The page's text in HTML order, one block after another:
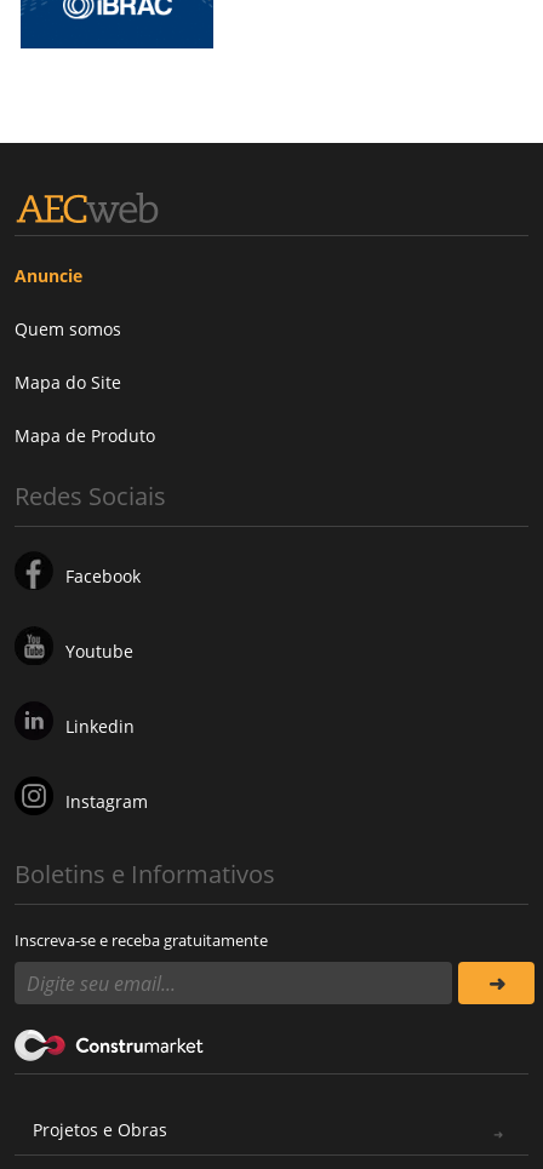
Anuncie
Quem somos
Mapa do Site
Mapa de Produto
Redes Sociais
Facebook
Youtube
Linkedin
Instagram
Boletins e Informativos
Inscreva-se e receba gratuitamente
Projetos e Obras